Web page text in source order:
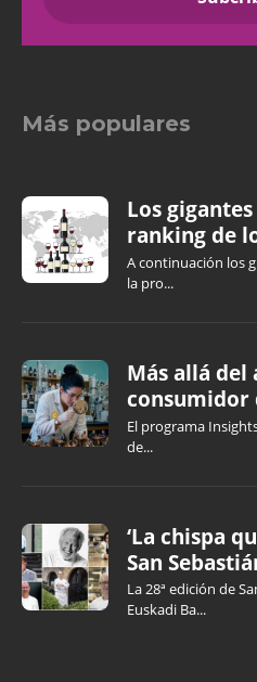
Más populares
Los
ranking de
A continuación los
la pro...
Más allá
consumidor
El programa
de...
‘La chispa
San
La 28ª edición de
Euskadi Ba...